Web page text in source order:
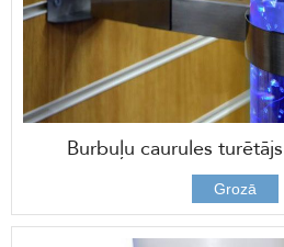
Burbuļu caurules
59,00 €
Grozā